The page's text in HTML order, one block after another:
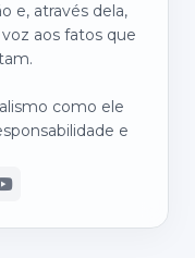
e, através dela,
aos fatos que
como ele
e